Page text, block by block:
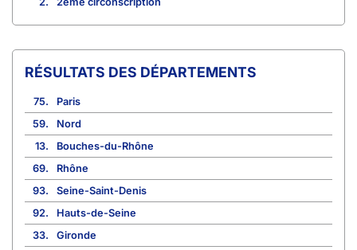
RÉSULTATS DES DÉPARTEMENTS
75.
Paris
59.
Nord
13.
Bouches-du-Rhône
69.
Rhône
93.
Seine-Saint-Denis
92.
Hauts-de-Seine
33.
Gironde